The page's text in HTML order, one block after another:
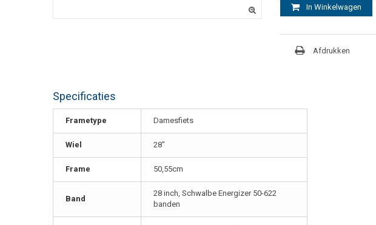
In Winkelwagen
Afdrukken
Specificaties
Frametype Damesfiets
Wiel 28"
Frame 50,55cm
Band
28 inch, Schwalbe Energizer 50-622
banden